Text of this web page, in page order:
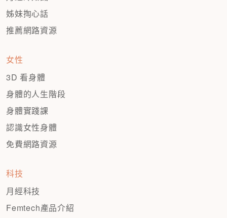
姊妹掏心話
推薦網路資源
女性
3D 看身體
身體的人生階段
身體實踐課
認識女性身體
免費網路資源
科技
月經科技
Femtech產品介紹